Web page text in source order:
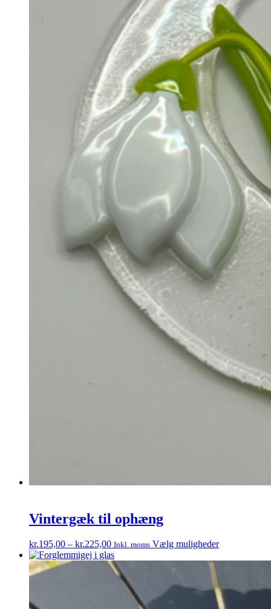
Vintergæk til ophæng
kr.195,00 – kr.225,00Prisinterval:
kr.195,00
til
kr.225,00
Inkl. moms Vælg mulighederDette
varianter.
Mulighederne